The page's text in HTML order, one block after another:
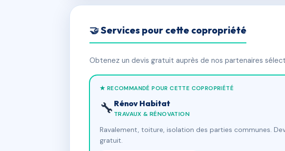
🤝 Services pour cette copropriété
Obtenez un devis gratuit auprès de nos partenaires
★ RECOMMANDÉ POUR CETTE COPROPRIÉTÉ
🔧 Rénov Habitat
TRAVAUX & RÉNOVATION
Ravalement, toiture, isolation des parties communes.
gratuit.